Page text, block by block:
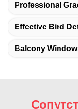
Professional
Effective Bird
Balcony